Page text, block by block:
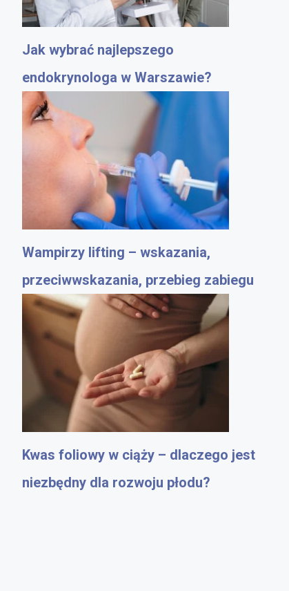
Jak wybrać najlepszego
endokrynologa w Warszawie?
Wampirzy lifting – wskazania,
przeciwwskazania, przebieg zabiegu
Kwas foliowy w ciąży – dlaczego jest
niezbędny dla rozwoju płodu?